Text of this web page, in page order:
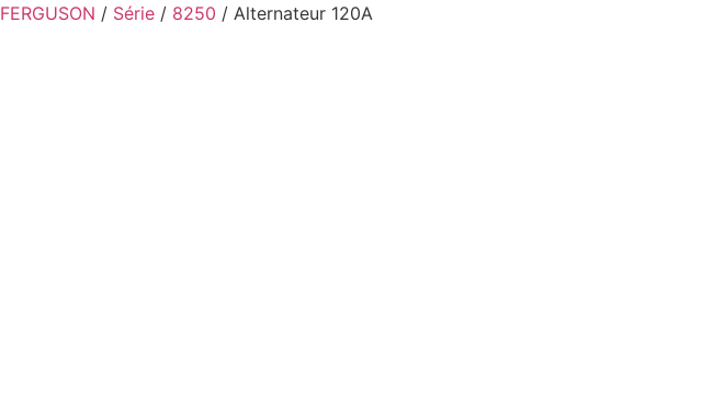
FERGUSON / Série / 8250 / Alternateur 120A